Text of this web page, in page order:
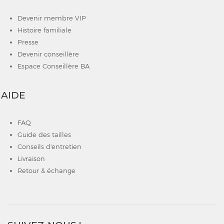
Devenir membre VIP
Histoire familiale
Presse
Devenir conseillère
Espace Conseillère BA
AIDE
FAQ
Guide des tailles
Conseils d'entretien
Livraison
Retour & échange